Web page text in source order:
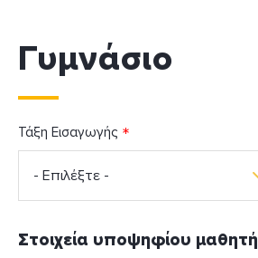
Γυμνάσιο
Τάξη Εισαγωγής
- Επιλέξτε -
Στοιχεία υποψηφίου μαθητή